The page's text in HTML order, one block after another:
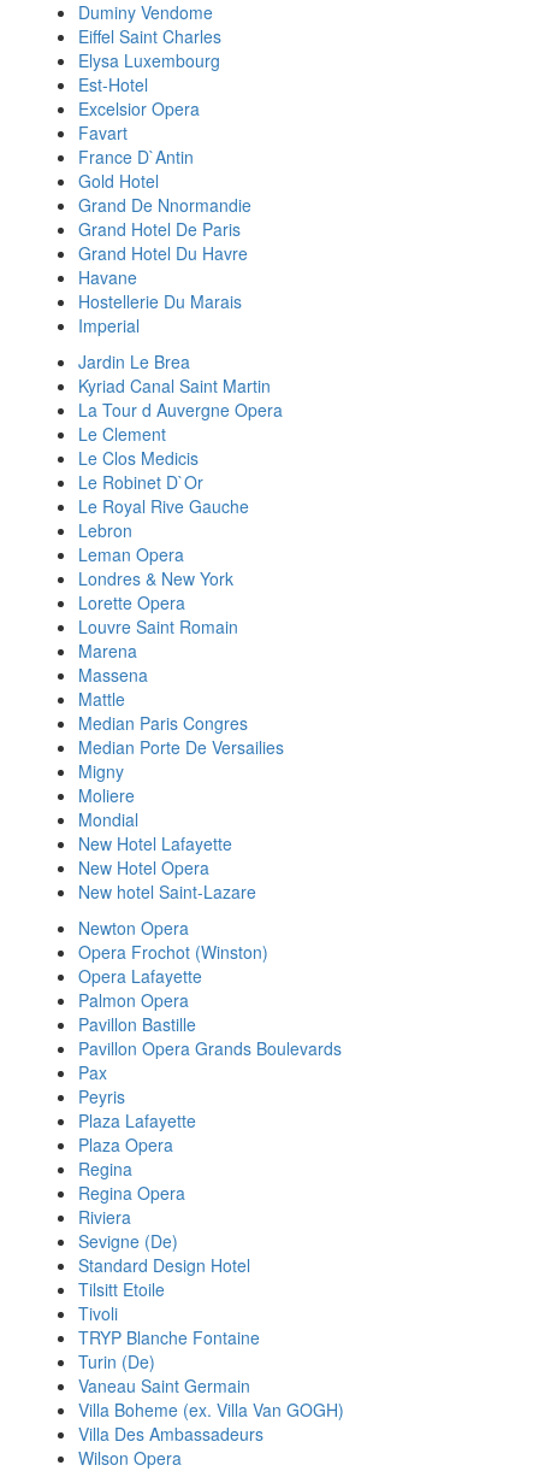
Duminy Vendome
Eiffel Saint Charles
Elysa Luxembourg
Est-Hotel
Excelsior Opera
Favart
France D`Antin
Gold Hotel
Grand De Nnormandie
Grand Hotel De Paris
Grand Hotel Du Havre
Havane
Hostellerie Du Marais
Imperial
Jardin Le Brea
Kyriad Canal Saint Martin
La Tour d Auvergne Opera
Le Clement
Le Clos Medicis
Le Robinet D`Or
Le Royal Rive Gauche
Lebron
Leman Opera
Londres & New York
Lorette Opera
Louvre Saint Romain
Marena
Massena
Mattle
Median Paris Congres
Median Porte De Versailies
Migny
Moliere
Mondial
New Hotel Lafayette
New Hotel Opera
New hotel Saint-Lazare
Newton Opera
Opera Frochot (Winston)
Opera Lafayette
Palmon Opera
Pavillon Bastille
Pavillon Opera Grands Boulevards
Pax
Peyris
Plaza Lafayette
Plaza Opera
Regina
Regina Opera
Riviera
Sevigne (De)
Standard Design Hotel
Tilsitt Etoile
Tivoli
TRYP Blanche Fontaine
Turin (De)
Vaneau Saint Germain
Villa Boheme (ex. Villa Van GOGH)
Villa Des Ambassadeurs
Wilson Opera